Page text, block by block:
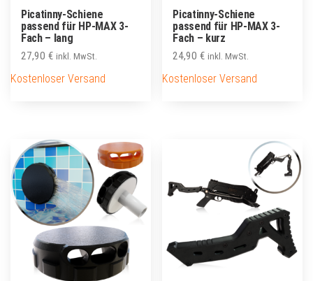
Picatinny-Schiene
passend für HP-MAX 3-
Fach – lang
27,90 € inkl. MwSt.
Kostenloser Versand
Picatinny-Schiene
passend für HP-MAX 3-
Fach – kurz
24,90€ inkl. MwSt.
Kostenloser Versand